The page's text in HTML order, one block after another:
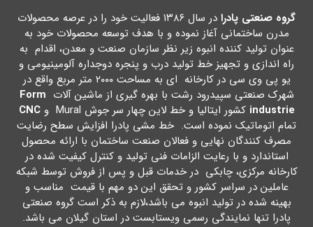
گروه صنعتی پادرا
در سال ۱۳۸۶ فعالیت خود را در عرصه محصولات
مدرن ساختمانی آغاز نموده و با هدف توسعه محصولات خود به
عنوان تولید کننده انبوه زیر نظر سازمان صنعت و معدن، اقدام به
راه اندازي و تجهیز خط تولید درب و پنجره دوجداره آلومینیومی و
یو پی وي سی در کارخانه اي به مساحت ۲۰۰۰ متر مربع واقع در
شهرك صنعتی سپیدرود رشت با بهره گیري از ماشین آلات Form
industrie کشور ایتالیا و خط لاین چهار سر جوش Mural و
CNC
تمام اتوماتیک نموده است. خط مشی پادرا افزایش سطح رضایت
مصرف کنندگان نهایی و فعالان صنعت ساختمان با ارائه محصول
استاندارد و با رعایت الزامات فنی تولید و کنترل کیفیت شده در
کارخانه مرکزي، چابکی در خدمات قبل و پس از فروش توسط شبکه
عاملین در سراسر کشور و تحقق این دو مهم با قیمت مناسب و
بهینه شده در تولید انبوه می باشد،لازم به ذکر است گروه صنعتی
پادرا تنها نمایندگی رسمی ویستابست در استان گیلان می باشد.